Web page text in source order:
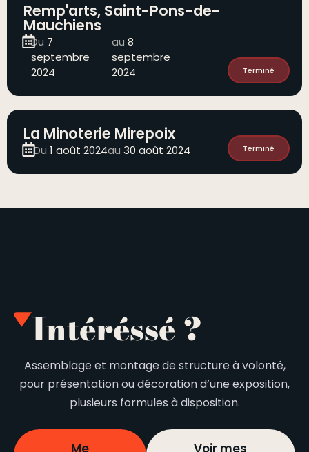
Remp'arts, Saint-Pons-de-
Mauchiens
Du 7
septembre
2024
au 8
septembre
2024
Terminé
La Minoterie Mirepoix
Du 1 août 2024au 30 août 2024 Terminé
Intéréssé ?
Assemblage et montage de structure à volonté,
pour présentation ou décoration d’une exposition,
plusieurs formules à disposition.
Me Voir mes